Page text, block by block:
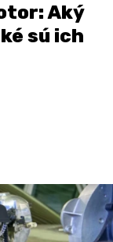
Aký
sú ich